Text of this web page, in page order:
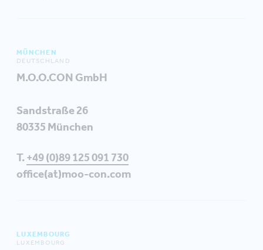
MÜNCHEN
DEUTSCHLAND
M.O.O.CON GmbH
Sandstraße 26
80335 München
T. +49 (0)89 125 091 730
office(at)moo-con.com
LUXEMBOURG
LUXEMBOURG